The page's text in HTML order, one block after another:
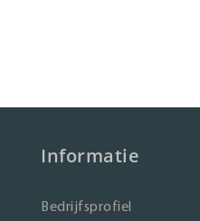
Informatie
Bedrijfsprofiel